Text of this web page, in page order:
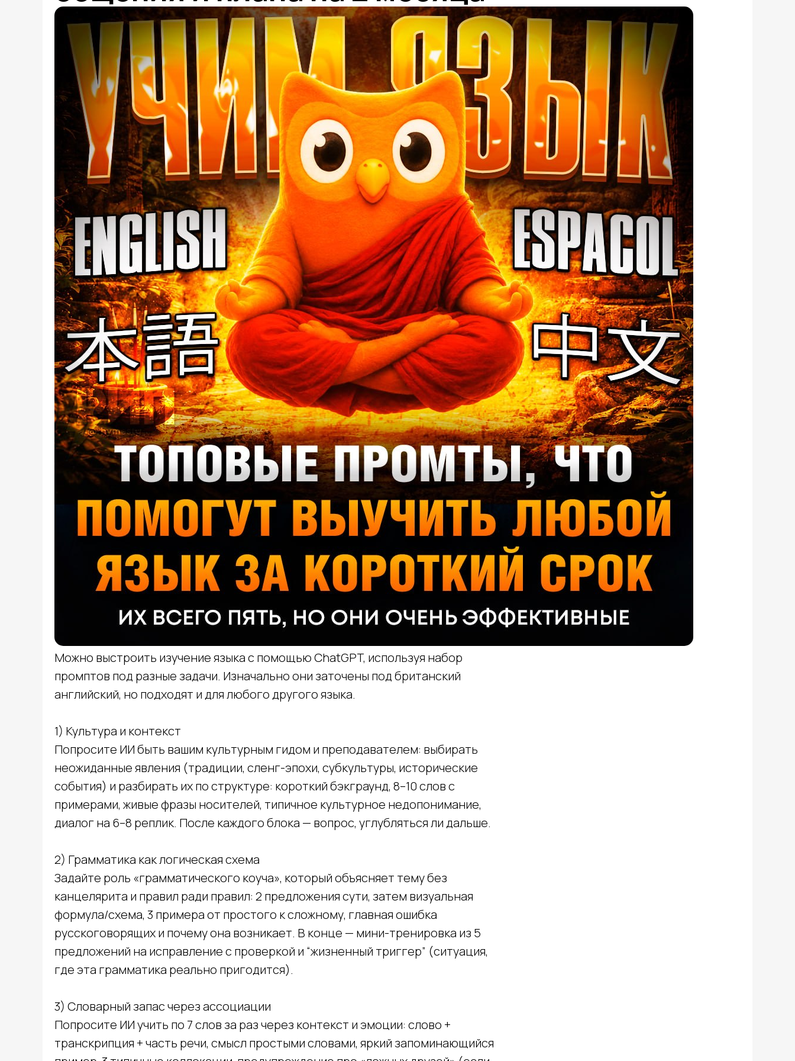
Можно выстроить изучение языка с помощью ChatGPT, используя набор
промптов под разные задачи. Изначально они заточены под британский
английский, но подходят и для любого другого языка.
1) Культура и контекст
Попросите ИИ быть вашим культурным гидом и преподавателем: выбирать
неожиданные явления (традиции, сленг-эпохи, субкультуры, исторические
события) и разбирать их по структуре: короткий бэкграунд, 8–10 слов с
примерами, живые фразы носителей, типичное культурное недопонимание,
диалог на 6–8 реплик. После каждого блока — вопрос, углубляться ли дальше.
2) Грамматика как логическая схема
Задайте роль «грамматического коуча», который объясняет тему без
канцелярита и правил ради правил: 2 предложения сути, затем визуальная
формула/схема, 3 примера от простого к сложному, главная ошибка
русскоговорящих и почему она возникает. В конце — мини-тренировка из 5
предложений на исправление с проверкой и “жизненный триггер” (ситуация,
где эта грамматика реально пригодится).
3) Словарный запас через ассоциации
Попросите ИИ учить по 7 слов за раз через контекст и эмоции: слово +
транскрипция + часть речи, смысл простыми словами, яркий запоминающийся